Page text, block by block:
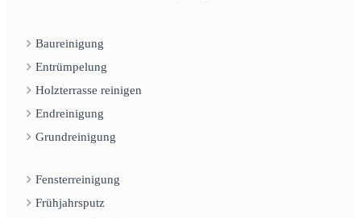
Baureinigung
Entrümpelung
Holzterrasse reinigen
Endreinigung
Grundreinigung
Fensterreinigung
Frühjahrsputz